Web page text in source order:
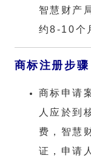
智慧财产
约8-10个
商标注册步骤
商标申请
人应於到
费，智慧
证，申请